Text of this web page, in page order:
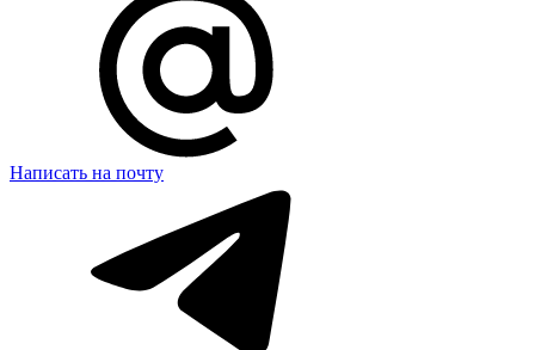
Написать на почту